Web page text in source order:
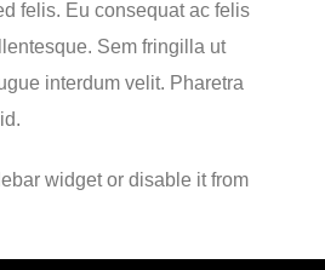
felis. Eu consequat ac felis
Sem fringilla ut
interdum velit. Pharetra
widget or disable it from